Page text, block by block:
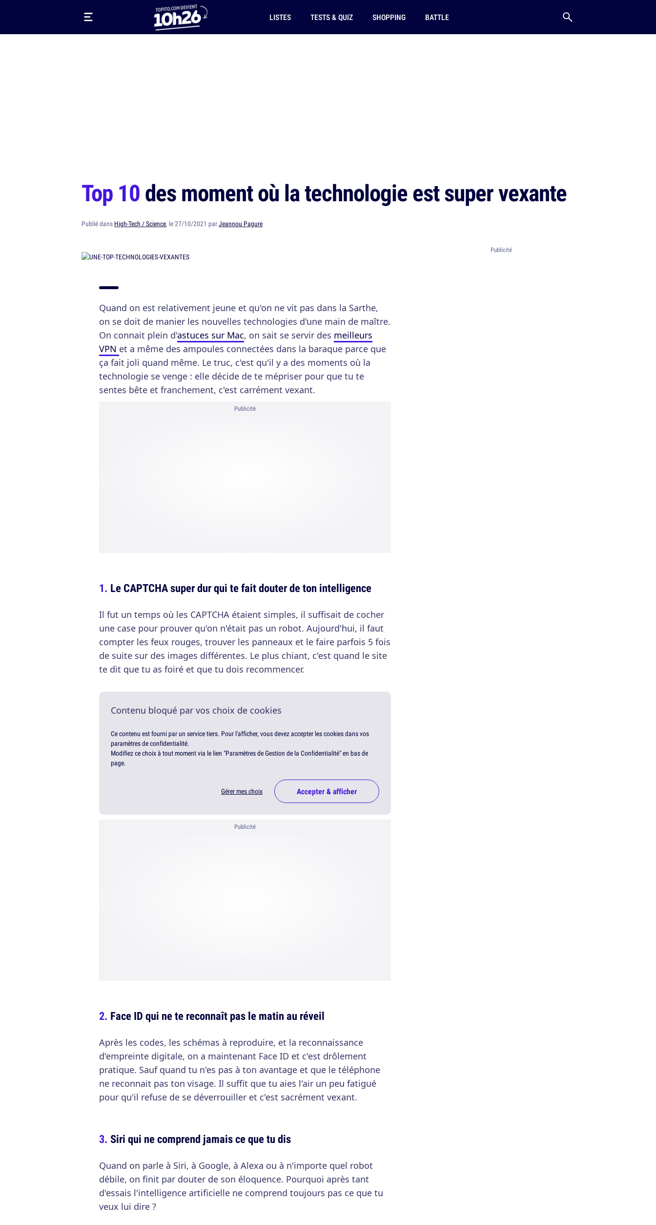
LISTES TESTS & QUIZ SHOPPING BATTLE
Top 10des moment où la technologie est super vexante
Publié dans High-Tech / Science, le 27/10/2021 parJeannou Pagure
Quand on est relativement jeune et qu'on ne vit pas dans la Sarthe,
on se doit de manier les nouvelles technologies d'une main de maître.
On connait plein d'astuces sur Mac, on sait se servir des meilleurs
VPN et a même des ampoules connectées dans la baraque parce que
ça fait joli quand même. Le truc, c'est qu'il y a des moments où la
technologie se venge : elle décide de te mépriser pour que tu te
sentes bête et franchement, c'est carrément vexant.
Publicité
Le CAPTCHA super dur qui te fait douter de ton intelligence
Il fut un temps où les CAPTCHA étaient simples, il suffisait de cocher
une case pour prouver qu'on n'était pas un robot. Aujourd'hui, il faut
compter les feux rouges, trouver les panneaux et le faire parfois 5 fois
de suite sur des images différentes. Le plus chiant, c'est quand le site
te dit que tu as foiré et que tu dois recommencer.
Contenu bloqué par vos choix de cookies
Ce contenu est fourni par un service tiers. Pour l'afficher, vous devez accepter les cookies dans vos
paramètres de confidentialité.
Modifiez ce choix à tout moment via le lien "Paramètres de Gestion de la Confidentialité" en bas de
page.
Gérer mes choix Accepter & afficher
Publicité
Face ID qui ne te reconnaît pas le matin au réveil
Après les codes, les schémas à reproduire, et la reconnaissance
d'empreinte digitale, on a maintenant Face ID et c'est drôlement
pratique. Sauf quand tu n'es pas à ton avantage et que le téléphone
ne reconnait pas ton visage. Il suffit que tu aies l'air un peu fatigué
pour qu'il refuse de se déverrouiller et c'est sacrément vexant.
Siri qui ne comprend jamais ce que tu dis
Quand on parle à Siri, à Google, à Alexa ou à n'importe quel robot
débile, on finit par douter de son éloquence. Pourquoi après tant
d'essais l'intelligence artificielle ne comprend toujours pas ce que tu
veux lui dire ?